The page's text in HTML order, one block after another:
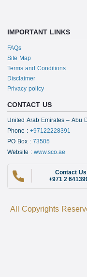
IMPORTANT LINKS
FAQs
Site Map
Terms and Conditions
Disclaimer
Privacy policy
CONTACT US
United Arab Emirates – Abu
Phone : +97122228391
PO Box : 73505
Website : www.sco.ae
Contact Us
+971 2
All Copyrights